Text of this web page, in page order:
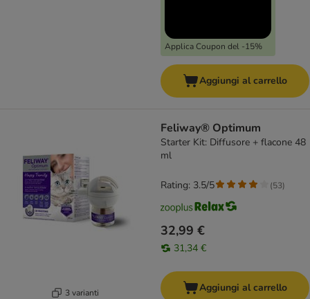
Applica Coupon del -15%
Aggiungi al carrello
3 varianti
Feliway® Optimum
Starter Kit: Diffusore + flacone 48
ml
32,99 €
31,34 €
Rating: 3.5/5 (53)
Aggiungi al carrello